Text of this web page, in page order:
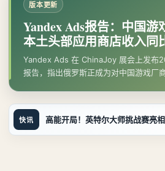
版本更新
Yandex Ads报告：中国
本土头部应用商店收入同
Yandex Ads 在 ChinaJoy 展会上发布
报告，指出俄罗斯正成为对中国游戏厂
快讯 高能开局！英特尔大师挑战赛亮